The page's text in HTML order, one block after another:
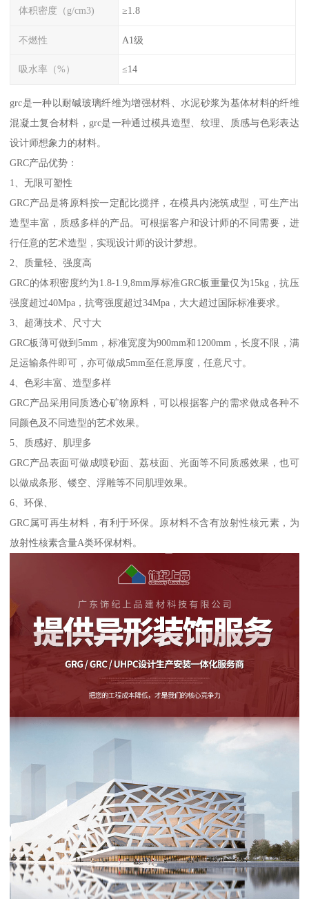
体积密度（g/cm3) ≥1.8
不燃性 A1级
吸水率（%） ≤14
grc是一种以耐碱玻璃纤维为增强材料、水泥砂浆为基体材料的纤维
混凝土复合材料，grc是一种通过模具造型、纹理、质感与色彩表达
设计师想象力的材料。
GRC产品优势：
1、无限可塑性
GRC产品是将原料按一定配比搅拌，在模具内浇筑成型，可生产出
造型丰富，质感多样的产品。可根据客户和设计师的不同需要，进
行任意的艺术造型，实现设计师的设计梦想。
2、质量轻、强度高
GRC的体积密度约为1.8-1.9,8mm厚标准GRC板重量仅为15kg，抗压
强度超过40Mpa，抗弯强度超过34Mpa，大大超过国际标准要求。
3、超薄技术、尺寸大
GRC板薄可做到5mm，标准宽度为900mm和1200mm，长度不限，满
足运输条件即可，亦可做成5mm至任意厚度，任意尺寸。
4、色彩丰富、造型多样
GRC产品采用同质透心矿物原料，可以根据客户的需求做成各种不
同颜色及不同造型的艺术效果。
5、质感好、肌理多
GRC产品表面可做成喷砂面、荔枝面、光面等不同质感效果，也可
以做成条形、镂空、浮雕等不同肌理效果。
6、环保、
GRC属可再生材料，有利于环保。原材料不含有放射性核元素，为
放射性核素含量A类环保材料。